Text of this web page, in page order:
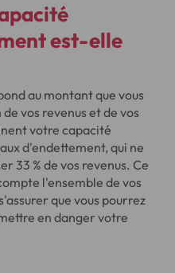
est-elle
au montant que vous
vos revenus et de vos
votre capacité
d'endettement, qui ne
33 % de vos revenus. Ce
l'ensemble de vos
que vous pourrez
en danger votre